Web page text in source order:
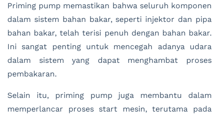
Priming pump memastikan bahwa seluruh komponen
dalam sistem bahan bakar, seperti injektor dan pipa
bahan bakar, telah terisi penuh dengan bahan bakar.
Ini sangat penting untuk mencegah adanya udara
dalam sistem yang dapat menghambat proses
pembakaran.
Selain itu, priming pump juga membantu dalam
memperlancar proses start mesin, terutama pada